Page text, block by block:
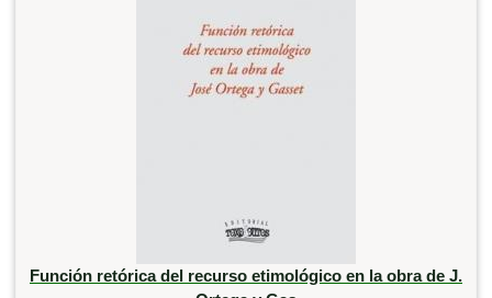
Función retórica del recurso etimológico en la obra de J.